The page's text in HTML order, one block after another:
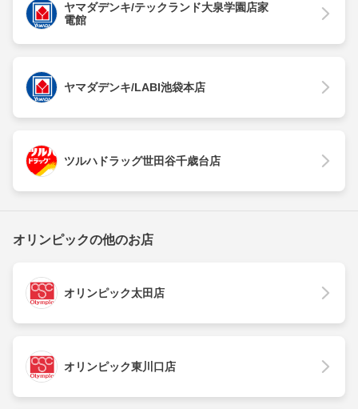
ヤマダデンキ/テックランド大泉学園店家
電館
ヤマダデンキ/LABI池袋本店
ツルハドラッグ世田谷千歳台店
オリンピックの他のお店
オリンピック太田店
オリンピック東川口店